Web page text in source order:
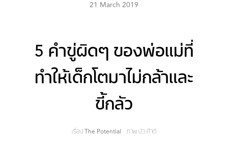
21 March 2019
5 คำขู่ผิดๆ ของพ่อแม่ที่
ทำให้เด็กโตมาไม่กล้าและ
ขี้กลัว
เรื่อง The Potential ภาพ บัว คำดี